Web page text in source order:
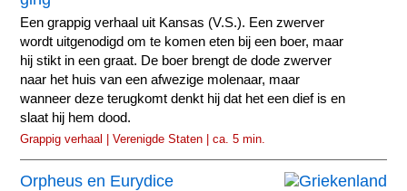
Een grappig verhaal uit Kansas (V.S.). Een zwerver
wordt uitgenodigd om te komen eten bij een boer, maar
hij stikt in een graat. De boer brengt de dode zwerver
naar het huis van een afwezige molenaar, maar
wanneer deze terugkomt denkt hij dat het een dief is en
slaat hij hem dood.
Grappig verhaal | Verenigde Staten | ca. 5 min.
Orpheus en Eurydice